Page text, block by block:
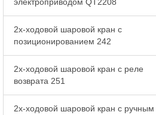
2x-ходовой шаровой кран с
позиционированием 242
2x-ходовой шаровой кран с реле
возврата 251
2x-ходовой шаровой кран с ручным